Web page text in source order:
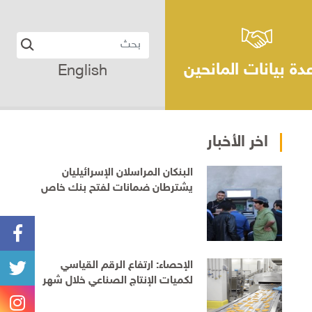
بيانات المانحين English
اخر الأخبار
البنكان المراسلان الإسرائيليان
يشترطان ضمانات لفتح بنك خاص
الإحصاء: ارتفاع الرقم القياسي
لكميات الإنتاج الصناعي خلال شهر